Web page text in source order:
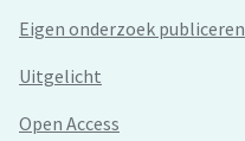
Eigen onderzoek publiceren
Uitgelicht
Open Access